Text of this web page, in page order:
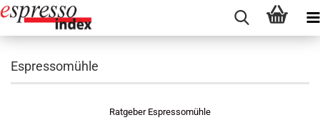
Espressomühle
Ratgeber Espressomühle